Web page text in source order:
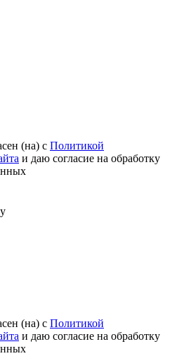
(на) с Политикой
и даю согласие на обработку
(на) с Политикой
и даю согласие на обработку